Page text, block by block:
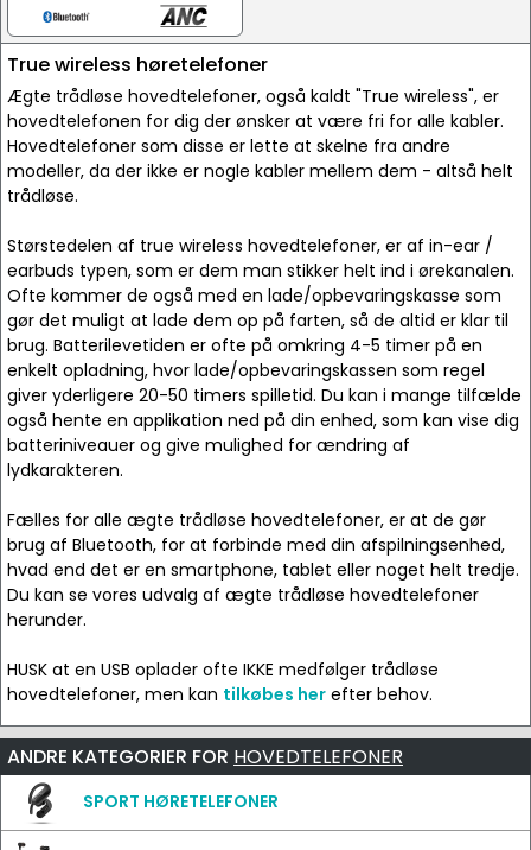
True wireless høretelefoner
Ægte trådløse hovedtelefoner, også kaldt "True wireless", er
hovedtelefonen for dig der ønsker at være fri for alle kabler.
Hovedtelefoner som disse er lette at skelne fra andre
modeller, da der ikke er nogle kabler mellem dem - altså helt
trådløse.
Størstedelen af true wireless hovedtelefoner, er af in-ear /
earbuds typen, som er dem man stikker helt ind i ørekanalen.
Ofte kommer de også med en lade/opbevaringskasse som
gør det muligt at lade dem op på farten, så de altid er klar til
brug. Batterilevetiden er ofte på omkring 4-5 timer på en
enkelt opladning, hvor lade/opbevaringskassen som regel
giver yderligere 20-50 timers spilletid. Du kan i mange tilfælde
også hente en applikation ned på din enhed, som kan vise dig
batteriniveauer og give mulighed for ændring af
lydkarakteren.
Fælles for alle ægte trådløse hovedtelefoner, er at de gør
brug af Bluetooth, for at forbinde med din afspilningsenhed,
hvad end det er en smartphone, tablet eller noget helt tredje.
Du kan se vores udvalg af ægte trådløse hovedtelefoner
herunder.
HUSK at en USB oplader ofte IKKE medfølger trådløse
hovedtelefoner, men kan tilkøbes her efter behov.
ANDRE KATEGORIER FOR HOVEDTELEFONER
SPORT HØRETELEFONER